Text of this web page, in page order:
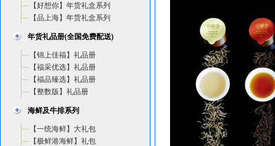
【好想你】年货礼盒系列
【品上海】年货礼盒系列
年货礼品册(全国免费配送)
【锦上佳福】礼品册
【福采优选】礼品册
【福品臻选】礼品册
【整数版】礼品册
海鲜及牛排系列
【一统海鲜】大礼包
【极鲜港海鲜】礼包